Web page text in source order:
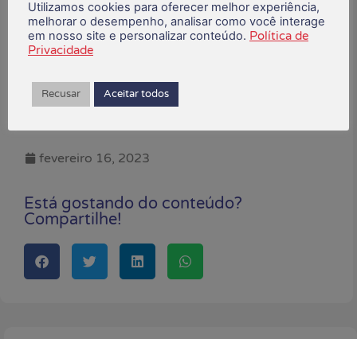
simulações dos ganhos para a categoria,
caso haja correção para as demais faixas no
mesmo percentual. Confira abaixo:
fevereiro 16, 2023
Está gostando do conteúdo?
Compartilhe!
Utilizamos cookies para oferecer melhor experiência,
melhorar o desempenho, analisar como você interage
em nosso site e personalizar conteúdo. Política de
Privacidade
Recusar Aceitar todos